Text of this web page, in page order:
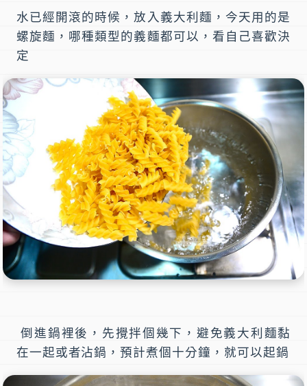
水已經開滾的時候，放入義大利麵，今天用的是
螺旋麵，哪種類型的義麵都可以，看自己喜歡決
定
倒進鍋裡後，先攪拌個幾下，避免義大利麵黏
在一起或者沾鍋，預計煮個十分鐘，就可以起鍋